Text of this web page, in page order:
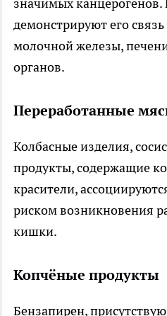
демонстрируют его
молочной железы,
органов.
Переработанные
Колбасные изделия,
продукты, содержащие
красители,
риском возникновения
кишки.
Копчёные продукты
Бензапирен,